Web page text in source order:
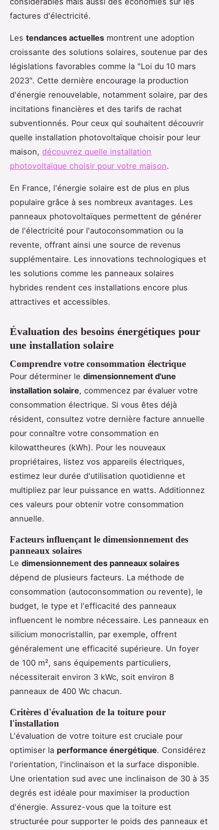
factures d'électricité.
Les tendances actuelles montrent une adoption
croissante des solutions solaires, soutenue par des
législations favorables comme la "Loi du 10 mars
2023". Cette dernière encourage la production
d'énergie renouvelable, notamment solaire, par des
incitations financières et des tarifs de rachat
subventionnés. Pour ceux qui souhaitent découvrir
quelle installation photovoltaïque choisir pour leur
maison, découvrez quelle installation
photovoltaïque choisir pour votre maison.
En France, l'énergie solaire est de plus en plus
populaire grâce à ses nombreux avantages. Les
panneaux photovoltaïques permettent de générer
de l'électricité pour l'autoconsommation ou la
revente, offrant ainsi une source de revenus
supplémentaire. Les innovations technologiques et
les solutions comme les panneaux solaires
hybrides rendent ces installations encore plus
attractives et accessibles.
Évaluation des besoins énergétiques pour
une installation solaire
Comprendre votre consommation électrique
Pour déterminer le dimensionnement d'une
installation solaire, commencez par évaluer votre
consommation électrique. Si vous êtes déjà
résident, consultez votre dernière facture annuelle
pour connaître votre consommation en
kilowattheures (kWh). Pour les nouveaux
propriétaires, listez vos appareils électriques,
estimez leur durée d'utilisation quotidienne et
multipliez par leur puissance en watts. Additionnez
ces valeurs pour obtenir votre consommation
annuelle.
Facteurs influençant le dimensionnement des
panneaux solaires
Le dimensionnement des panneaux solaires
dépend de plusieurs facteurs. La méthode de
consommation (autoconsommation ou revente), le
budget, le type et l'efficacité des panneaux
influencent le nombre nécessaire. Les panneaux en
silicium monocristallin, par exemple, offrent
généralement une efficacité supérieure. Un foyer
de 100 m², sans équipements particuliers,
nécessiterait environ 3 kWc, soit environ 8
panneaux de 400 Wc chacun.
Critères d'évaluation de la toiture pour
l'installation
L'évaluation de votre toiture est cruciale pour
optimiser la performance énergétique. Considérez
l'orientation, l'inclinaison et la surface disponible.
Une orientation sud avec une inclinaison de 30 à 35
degrés est idéale pour maximiser la production
d'énergie. Assurez-vous que la toiture est
structurée pour supporter le poids des panneaux et